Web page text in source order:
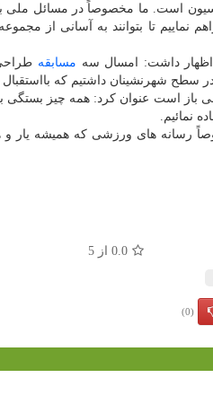
است. ما مخصوصاً در مسائل
نماییم تا بتوانند به آسانی از
داشت: امسال سه مسابقه
سطح شهرنشینان داشتیم که
باز است عنوان کرد: همه چیز بستگی
رسانه های ورزشی که همیشه یار و
0.0 از5
(0)